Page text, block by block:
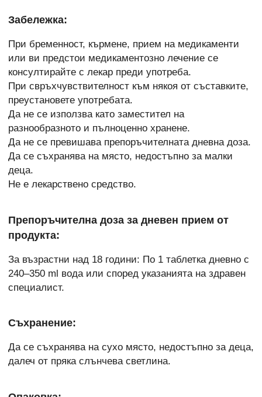
Забележка:
При бременност, кърмене, прием на медикаменти
или ви предстои медикаментозно лечение се
консултирайте с лекар преди употреба.
При свръхчувствителност към някоя от съставките,
преустановете употребата.
Да не се използва като заместител на
разнообразното и пълноценно хранене.
Да не се превишава препоръчителната дневна доза.
Да се съхранява на място, недостъпно за малки
деца.
Не е лекарствено средство.
Препоръчителна доза за дневен прием от
продукта:
За възрастни над 18 години: По 1 таблетка дневно с
240–350 ml вода или според указанията на здравен
специалист.
Съхранение:
Да се съхранява на сухо място, недостъпно за деца,
далеч от пряка слънчева светлина.